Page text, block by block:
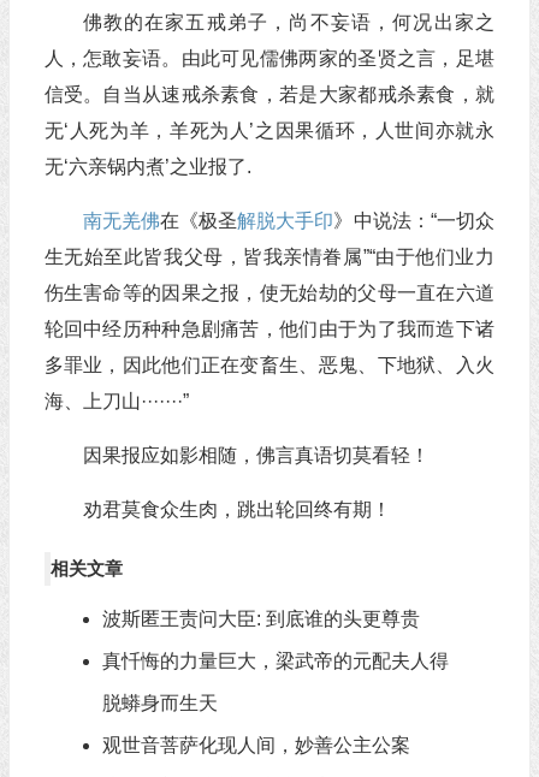
佛教的在家五戒弟子，尚不妄语，何况出家之
人，怎敢妄语。由此可见儒佛两家的圣贤之言，足堪
信受。自当从速戒杀素食，若是大家都戒杀素食，就
无‘人死为羊，羊死为人’之因果循环，人世间亦就永
无‘六亲锅内煮’之业报了.
南无羌佛在《极圣解脱大手印》中说法：“一切众
生无始至此皆我父母，皆我亲情眷属”“由于他们业力
伤生害命等的因果之报，使无始劫的父母一直在六道
轮回中经历种种急剧痛苦，他们由于为了我而造下诸
多罪业，因此他们正在变畜生、恶鬼、下地狱、入火
海、上刀山·······”
因果报应如影相随，佛言真语切莫看轻！
劝君莫食众生肉，跳出轮回终有期！
相关文章
波斯匿王责问大臣: 到底谁的头更尊贵
真忏悔的力量巨大，梁武帝的元配夫人得
脱蟒身而生天
观世音菩萨化现人间，妙善公主公案